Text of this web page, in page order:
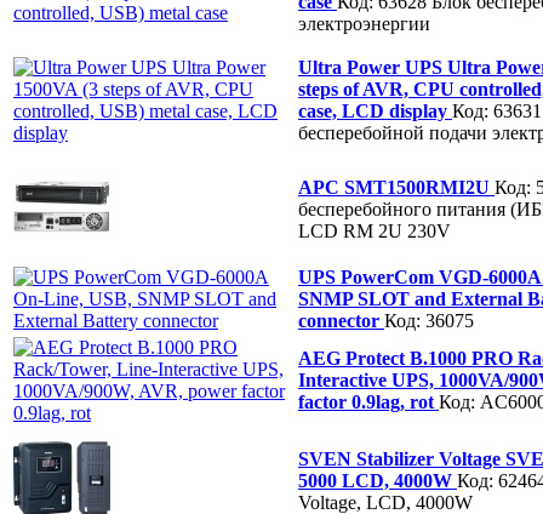
электроэнергии
Ultra Power UPS Ultra
steps of AVR, CPU
case, LCD display Код: 63631
бесперебойной подачи
APC SMT1500RMI2U Код:
бесперебойного питания
LCD RM 2U 230V
UPS PowerCom VGD-
SNMP SLOT and External
connector Код: 36075
AEG Protect B.1000 PRO
Interactive UPS, 1000VA/
factor 0.9lag, rot Код:
SVEN Stabilizer Voltage
5000 LCD, 4000W Код:
Voltage, LCD, 4000W